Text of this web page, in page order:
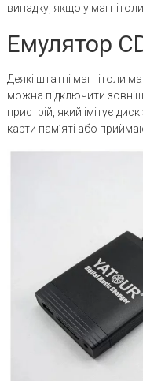
випадку, якщо у магнітоли
Емулятор
Деякі штатні магнітоли
можна підключити
пристрій, який імітує
карти пам’яті або